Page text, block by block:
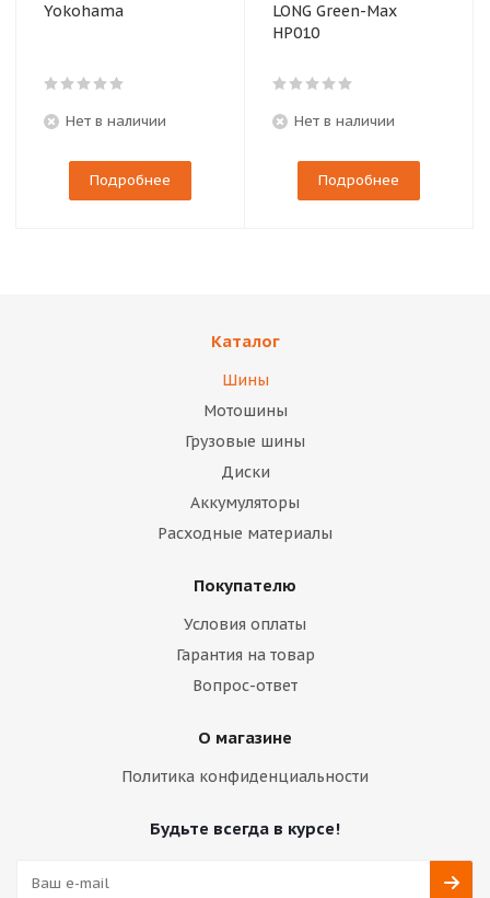
Yokohama
Нет в наличии
Подробнее
LONG Green-Max
HP010
Нет в наличии
Подробнее
Каталог
Шины
Мотошины
Грузовые шины
Диски
Аккумуляторы
Расходные материалы
Покупателю
Условия оплаты
Гарантия на товар
Вопрос-ответ
О магазине
Политика конфиденциальности
Будьте всегда в курсе!